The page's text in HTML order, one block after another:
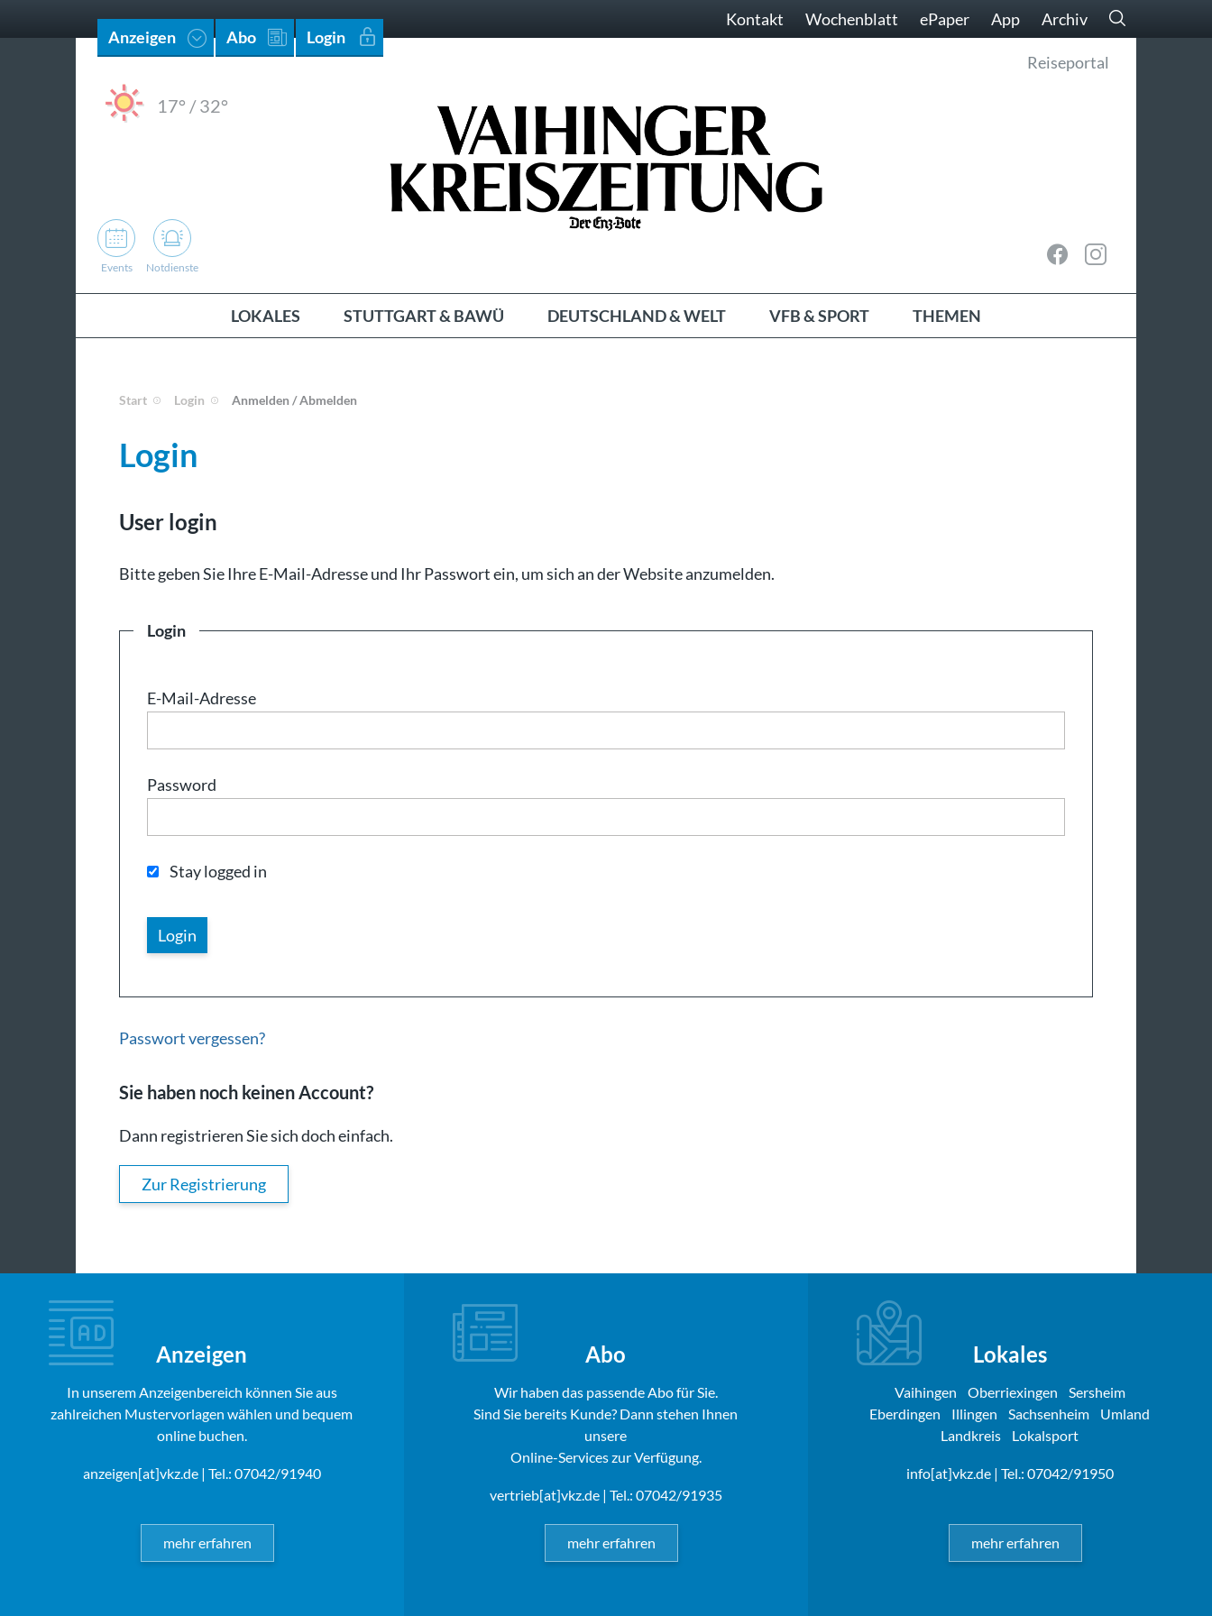
Anzeigen Abo Login
Kontakt Wochenblatt ePaper App Archiv
17° /32°
Reiseportal
Events Notdienste
LOKALES STUTTGART & BAWÜ DEUTSCHLAND & WELT VFB & SPORT THEMEN
Start Login Anmelden / Abmelden
Login
User login
Bit­te ge­ben Sie Ih­re E-Mail-Adresse und Ihr Pass­wort ein, um sich an der Web­site an­zu­mel­den.
Login
E-Mail-Adresse
Password
Stay logged in
Passwort vergessen?
Sie haben noch keinen Account?
Dann registrieren Sie sich doch einfach.
Zur Registrierung
Anzeigen
In unserem Anzeigenbereich können Sie aus
zahlreichen Mustervorlagen wählen und bequem
online buchen.
anzeigen[at]vkz.de| Tel.: 07042/91940
mehr erfahren
Abo
Wir haben das passende Abo für Sie.
Sind Sie bereits Kunde? Dann stehen Ihnen
unsere
Online-Services zur Verfügung.
vertrieb[at]vkz.de| Tel.: 07042/91935
mehr erfahren
Lokales
Vaihingen Oberriexingen
Sersheim
Eberdingen
Illingen Sachsenheim
Umland
Landkreis
Lokalsport
info[at]vkz.de| Tel.: 07042/91950
mehr erfahren